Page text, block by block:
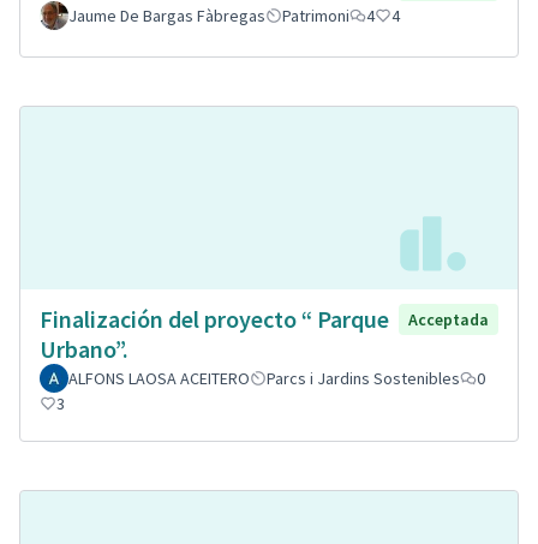
Jaume De Bargas Fàbregas
Patrimoni 4 4
Finalización del proyecto “ Parque
Urbano”.
Acceptada
ALFONS LAOSA ACEITERO Parcs i Jardins Sostenibles
0
3